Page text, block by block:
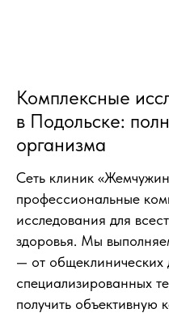
Комплексные
в Подольске:
организма
Сеть клиник
профессиональные
исследования для
здоровья. Мы
— от общеклинических
специализированных
получить объективную